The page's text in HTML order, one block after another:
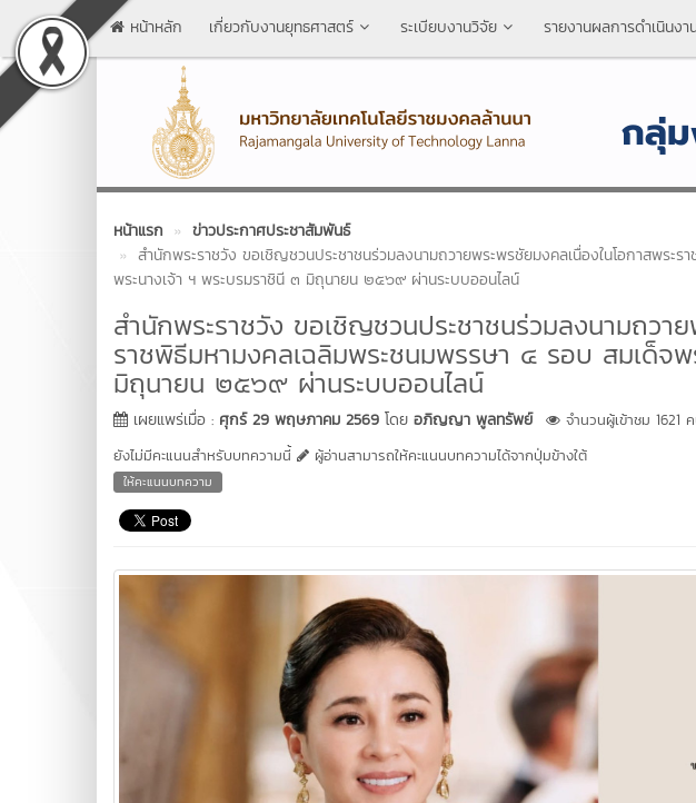
หน้าหลัก เกี่ยวกับงานยุทธศาสตร์ ระเบียบงานวิจัย รายงานผลการดำเนินงา
หน้าแรก
ข่าวประกาศประชาสัมพันธ์
สำนักพระราชวัง ขอเชิญชวนประชาชนร่วมลงนามถวายพระพรชัยมงคลเนื่องในโอกาสพระ
พระนางเจ้า ฯ พระบรมราชินี ๓ มิถุนายน ๒๕๖๙ ผ่านระบบออนไลน์
สำนักพระราชวัง ขอเชิญชวนประชาชนร่วมลงนามถวา
ราชพิธีมหามงคลเฉลิมพระชนมพรรษา ๔ รอบ สมเด็จพ
มิถุนายน ๒๕๖๙ ผ่านระบบออนไลน์
เผยแพร่เมื่อ : ศุกร์ 29 พฤษภาคม 2569 โดย อภิญญา พูลทรัพย์
จำนวนผู้เข้าชม 1621
ยังไม่มีคะแนนสำหรับบทความนี้
ผู้อ่านสามารถให้คะแนนบทความได้จากปุ่มข้างใต้
ให้คะแนนบทความ